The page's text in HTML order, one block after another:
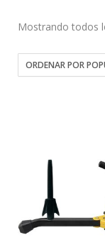
Mostrando todos